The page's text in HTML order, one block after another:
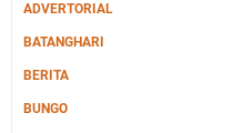
ADVERTORIAL
BATANGHARI
BERITA
BUNGO